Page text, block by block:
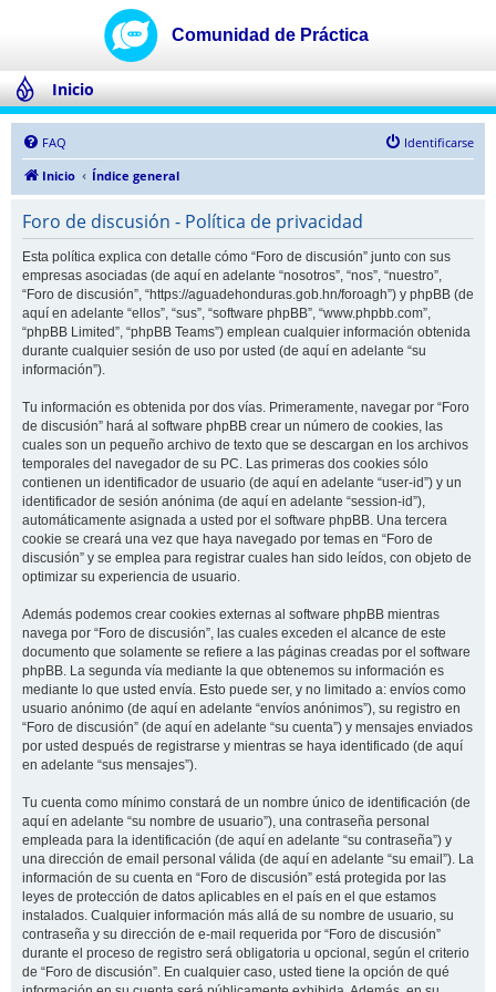
Inicio
FAQ
Identificarse
Inicio
Índice general
Foro de discusión - Política de privacidad
Esta política explica con detalle cómo “Foro de discusión” junto con sus
empresas asociadas (de aquí en adelante “nosotros”, “nos”, “nuestro”,
“Foro de discusión”, “https://aguadehonduras.gob.hn/foroagh”) y phpBB (de
aquí en adelante “ellos”, “sus”, “software phpBB”, “www.phpbb.com”,
“phpBB Limited”, “phpBB Teams”) emplean cualquier información obtenida
durante cualquier sesión de uso por usted (de aquí en adelante “su
información”).
Tu información es obtenida por dos vías. Primeramente, navegar por “Foro
de discusión” hará al software phpBB crear un número de cookies, las
cuales son un pequeño archivo de texto que se descargan en los archivos
temporales del navegador de su PC. Las primeras dos cookies sólo
contienen un identificador de usuario (de aquí en adelante “user-id”) y un
identificador de sesión anónima (de aquí en adelante “session-id”),
automáticamente asignada a usted por el software phpBB. Una tercera
cookie se creará una vez que haya navegado por temas en “Foro de
discusión” y se emplea para registrar cuales han sido leídos, con objeto de
optimizar su experiencia de usuario.
Además podemos crear cookies externas al software phpBB mientras
navega por “Foro de discusión”, las cuales exceden el alcance de este
documento que solamente se refiere a las páginas creadas por el software
phpBB. La segunda vía mediante la que obtenemos su información es
mediante lo que usted envía. Esto puede ser, y no limitado a: envíos como
usuario anónimo (de aquí en adelante “envíos anónimos”), su registro en
“Foro de discusión” (de aquí en adelante “su cuenta”) y mensajes enviados
por usted después de registrarse y mientras se haya identificado (de aquí
en adelante “sus mensajes”).
Tu cuenta como mínimo constará de un nombre único de identificación (de
aquí en adelante “su nombre de usuario”), una contraseña personal
empleada para la identificación (de aquí en adelante “su contraseña”) y
una dirección de email personal válida (de aquí en adelante “su email”). La
información de su cuenta en “Foro de discusión” está protegida por las
leyes de protección de datos aplicables en el país en el que estamos
instalados. Cualquier información más allá de su nombre de usuario, su
contraseña y su dirección de e-mail requerida por “Foro de discusión”
durante el proceso de registro será obligatoria u opcional, según el criterio
de “Foro de discusión”. En cualquier caso, usted tiene la opción de qué